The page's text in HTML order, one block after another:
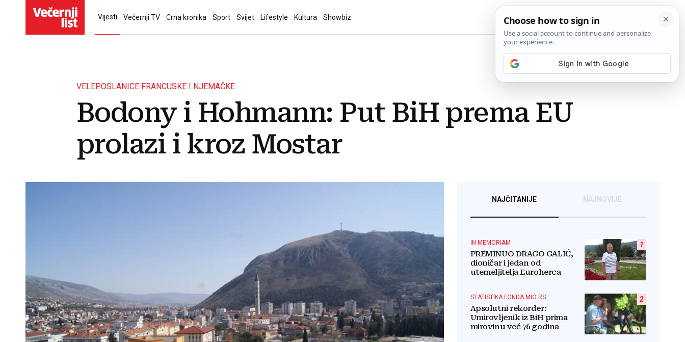
Vijesti Večernji TV Crna kronika Sport Svijet Lifestyle Kultura Showbiz
VELEPOSLANICE FRANCUSKE I NJEMAČKE
Bodony i Hohmann: Put BiH prema EU
prolazi i kroz Mostar
NAJČITANIJE NAJNOVIJE
1
IN MEMORIAM
PREMINUO DRAGO GALIĆ,
dioničar i jedan od
utemeljitelja Euroherca
2
STATISTIKA FONDA MIO RS
Apsolutni rekorder:
Umirovljenik iz BiH prima
mirovinu već 76 godina